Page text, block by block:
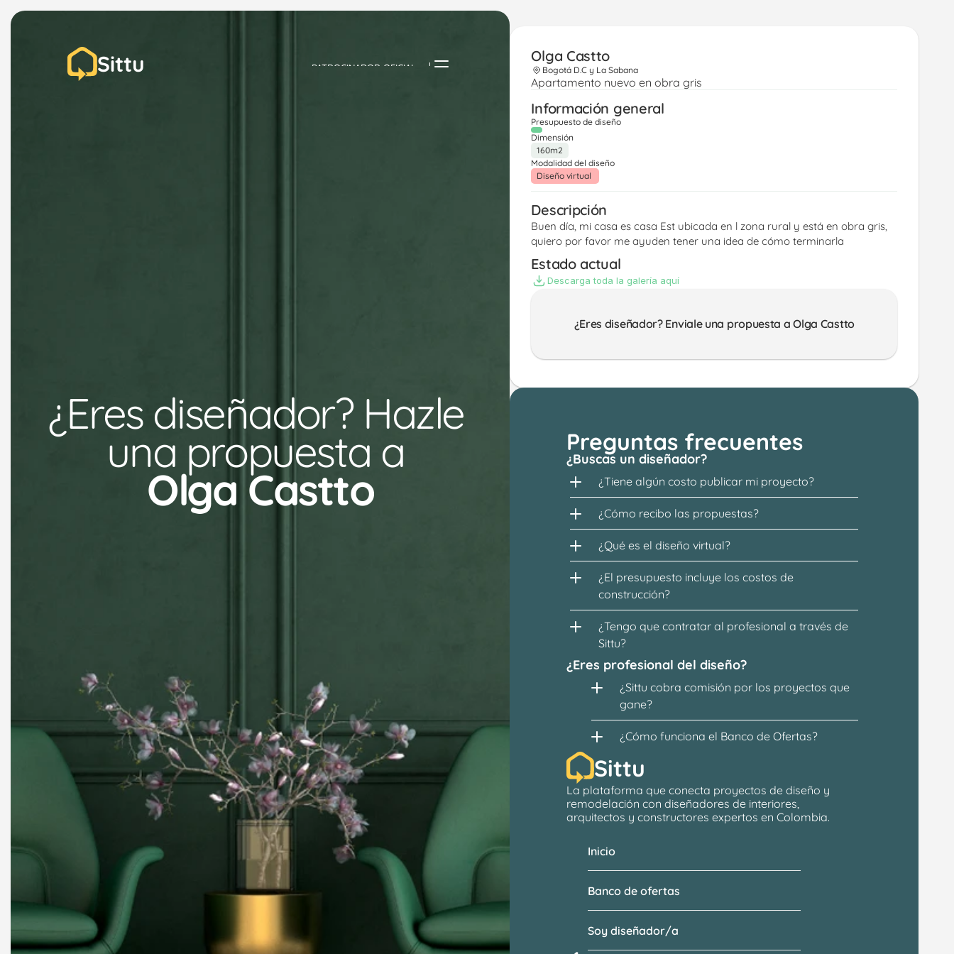
Sittu PATROCINADOR OFICIAL
¿Eres diseñador? Hazle
una propuesta a
Olga Castto
Olga Castto
Bogotá D.C y La Sabana
Apartamento nuevo en obra gris
Información general
Presupuesto de diseño
Dimensión
160m2
Modalidad del diseño
Diseño virtual
Descripción
Buen día, mi casa es casa Est ubicada en l zona rural y está en obra gris,
quiero por favor me ayuden tener una idea de cómo terminarla
Estado actual
Descarga toda la galería aquí
¿Eres diseñador? Enviale una propuesta a Olga Castto
Preguntas frecuentes
¿Buscas un diseñador?
¿Tiene algún costo publicar mi proyecto?
¿Cómo recibo las propuestas?
¿Qué es el diseño virtual?
¿El presupuesto incluye los costos de
construcción?
¿Tengo que contratar al profesional a través de
Sittu?
¿Eres profesional del diseño?
¿Sittu cobra comisión por los proyectos que
gane?
¿Cómo funciona el Banco de Ofertas?
Sittu
La plataforma que conecta proyectos de diseño y
remodelación con diseñadores de interiores,
arquitectos y constructores expertos en Colombia.
Banco de ofertas
Soy diseñador/a
Inicio